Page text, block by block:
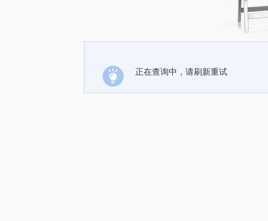
正在查询中，请刷新重试